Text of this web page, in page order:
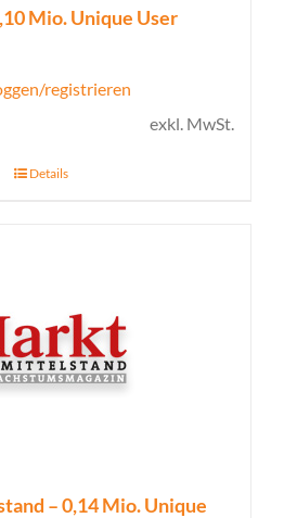
Mio. Unique User
registrieren
exkl. MwSt.
Details
– 0,14 Mio. Unique